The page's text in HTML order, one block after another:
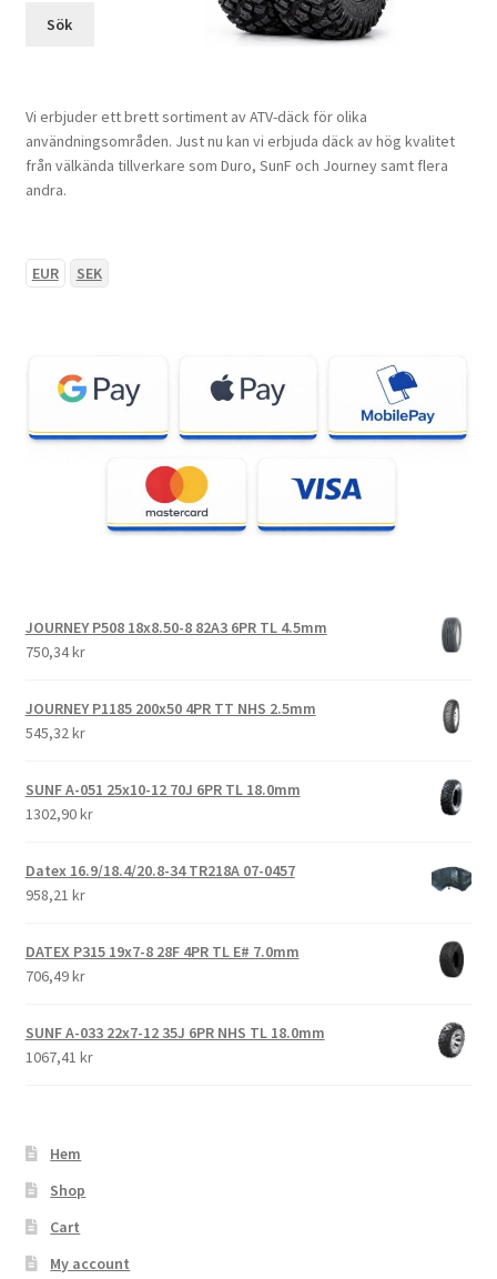
Sök
Vi erbjuder ett brett sortiment av ATV-däck för olika
användningsområden. Just nu kan vi erbjuda däck av hög kvalitet
från välkända tillverkare som Duro, SunF och Journey samt flera
andra.
EUR SEK
JOURNEY P508 18x8.50-8 82A3 6PR TL 4.5mm
750,34 kr
JOURNEY P1185 200x50 4PR TT NHS 2.5mm
545,32 kr
SUNF A-051 25x10-12 70J 6PR TL 18.0mm
1302,90 kr
Datex 16.9/18.4/20.8-34 TR218A 07-0457
958,21 kr
DATEX P315 19x7-8 28F 4PR TL E# 7.0mm
706,49 kr
SUNF A-033 22x7-12 35J 6PR NHS TL 18.0mm
1067,41 kr
Hem
Shop
Cart
My account